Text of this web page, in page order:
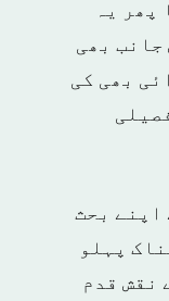
پھر یہ
جانب بھی
بھی کی
اپنے بحث
پہلو
نقش قدم